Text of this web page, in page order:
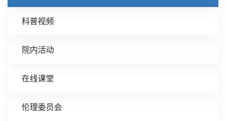
科普视频
院内活动
在线课堂
伦理委员会